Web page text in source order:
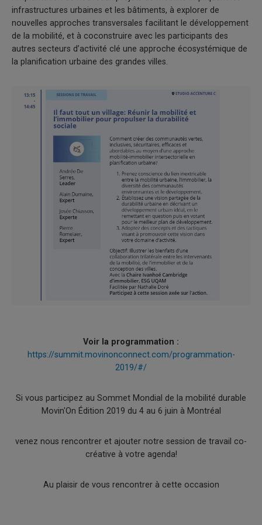
infrastructures urbaines et les bâtiments, à explorer de
nouvelles approches transversales facilitant le développement
de la mobilité, et à coconstruire avec les participants des
autres secteurs d’activité clé une approche écosystémique de
la planification urbaine des grandes villes.
Voir la programmation :
https://summit.movinonconnect.com/programmation-
2019/#/
Si vous participez au Sommet Mondial de la mobilité durable
Movin'On Édition 2019 du 4 au 6 juin à Montréal
venez nous rencontrer et ajouter notre session de travail co-
créative à votre agenda!
Au plaisir de vous rencontrer à cette occasion